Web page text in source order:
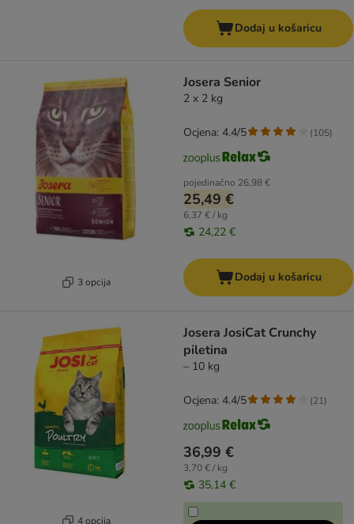
Dodaj u košaricu
3 opcija
Josera Senior
2 x 2 kg
pojedinačno 26,98 €
25,49 €
6,37 € / kg
24,22 €
Ocjena: 4.4/5 (105)
Dodaj u košaricu
4 opcija
Josera JosiCat Crunchy
piletina
– 10 kg
36,99 €
3,70 € / kg
35,14 €
Ocjena: 4.4/5 (21)